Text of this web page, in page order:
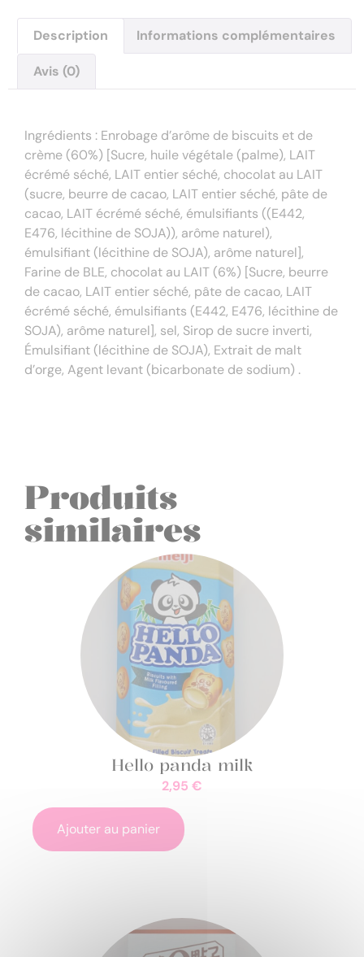
Description Informations complémentaires
Avis (0)
Ingrédients : Enrobage d’arôme de biscuits et de
crème (60%) [Sucre, huile végétale (palme), LAIT
écrémé séché, LAIT entier séché, chocolat au LAIT
(sucre, beurre de cacao, LAIT entier séché, pâte de
cacao, LAIT écrémé séché, émulsifiants ((E442,
E476, lécithine de SOJA)), arôme naturel),
émulsifiant (lécithine de SOJA), arôme naturel],
Farine de BLE, chocolat au LAIT (6%) [Sucre, beurre
de cacao, LAIT entier séché, pâte de cacao, LAIT
écrémé séché, émulsifiants (E442, E476, lécithine de
SOJA), arôme naturel], sel, Sirop de sucre inverti,
Émulsifiant (lécithine de SOJA), Extrait de malt
d’orge, Agent levant (bicarbonate de sodium) .
Produits
similaires
Hello panda milk
2,95 €
Ajouter au panier